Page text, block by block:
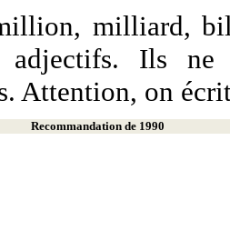
milliard,
adjectifs. Ils ne
Attention, on
Recommandation de 1990